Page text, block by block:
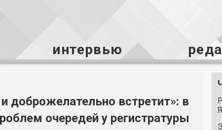
интервью
доброжелательно встретит»: в
очередей у регистратуры